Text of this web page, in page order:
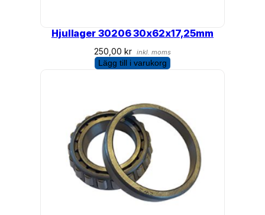
Hjullager 30206 30x62x17,25mm
250,00 kr inkl. moms
Lägg till i varukorg